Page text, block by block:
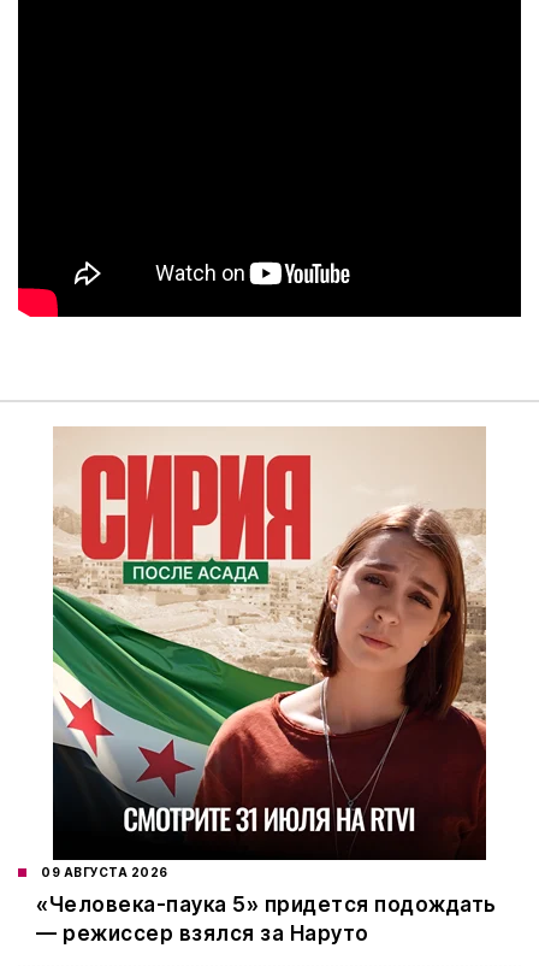
09 АВГУСТА 2026
«Человека-паука 5» придется подождать
— режиссер взялся за Наруто